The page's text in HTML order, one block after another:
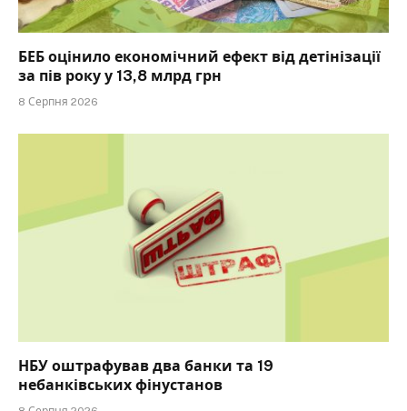
БЕБ оцінило економічний ефект від детінізації
за пів року у 13,8 млрд грн
8 Серпня 2026
НБУ оштрафував два банки та 19
небанківських фінустанов